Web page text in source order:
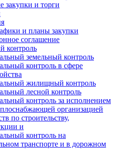
и торги
и планы закупки
соглашение
контроль
земельный контроль
контроль в сфере
жилищный контроль
лесной контроль
контроль за исполнением
организацией
по строительству,
и
контроль на
транспорте и в дорожном